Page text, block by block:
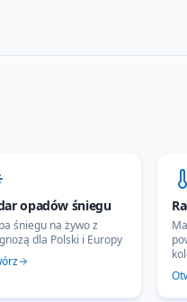
opadów śniegu
śniegu na żywo z
dla Polski i Europy